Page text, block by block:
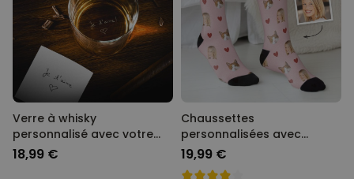
Verre à whisky
personnalisé avec votre
écriture
18,99 €
Chaussettes
personnalisées avec
animal de compagnie et
visage
19,99 €